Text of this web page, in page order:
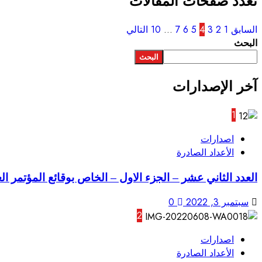
السابق 1
2
3
4
5
6
7
…
10 التالي
البحث
البحث
آخر الإصدارات
1
اصدارات
الأعداد الصادرة
العدد الثاني عشر – الجزء الاول – الخاص بوقائع المؤتمر
سبتمبر 3, 2022
0
2
اصدارات
الأعداد الصادرة